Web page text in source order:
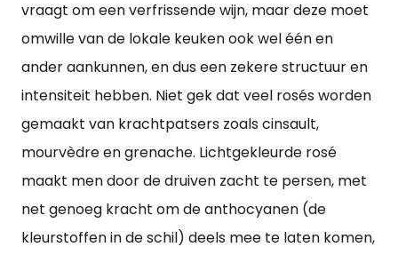
vraagt om een verfrissende wijn, maar deze moet
omwille van de lokale keuken ook wel één en
ander aankunnen, en dus een zekere structuur en
intensiteit hebben. Niet gek dat veel rosés worden
gemaakt van krachtpatsers zoals cinsault,
mourvèdre en grenache. Lichtgekleurde rosé
maakt men door de druiven zacht te persen, met
net genoeg kracht om de anthocyanen (de
kleurstoffen in de schil) deels mee te laten komen,